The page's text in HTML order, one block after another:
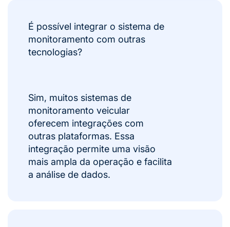
É possível integrar o sistema de
monitoramento com outras
tecnologias?
Sim, muitos sistemas de
monitoramento veicular
oferecem integrações com
outras plataformas. Essa
integração permite uma visão
mais ampla da operação e facilita
a análise de dados.